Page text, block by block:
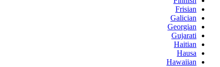
Frisian
Galician
Georgian
Gujarati
Haitian
Hausa
Hawaiian